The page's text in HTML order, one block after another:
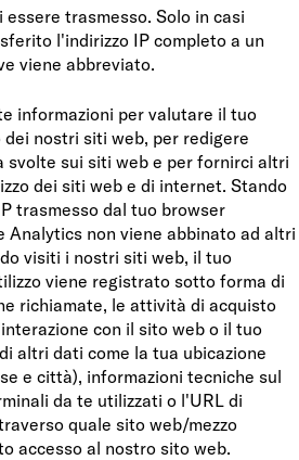
trasmesso. Solo in casi
l'indirizzo IP completo a un
viene abbreviato.
informazioni per valutare il tuo
dei nostri siti web, per redigere
sui siti web e per fornirci altri
dei siti web e di internet. Stando
trasmesso dal tuo browser
Analytics non viene abbinato ad altri
visiti i nostri siti web, il tuo
viene registrato sotto forma di
richiamate, le attività di acquisto
con il sito web o il tuo
altri dati come la tua ubicazione
e città), informazioni tecniche sul
da te utilizzati o l'URL di
quale sito web/mezzo
accesso al nostro sito web.